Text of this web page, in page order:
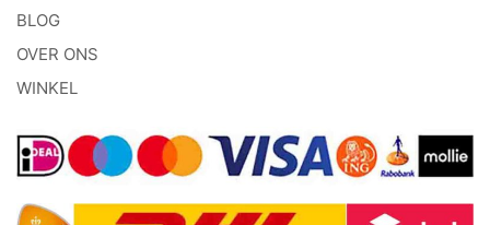
BLOG
OVER ONS
WINKEL